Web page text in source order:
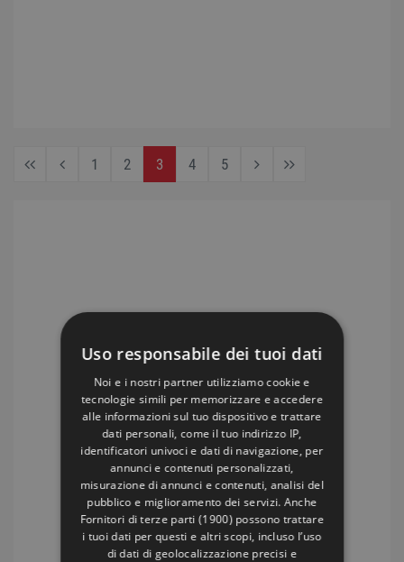
1 2 3 4 5
Uso responsabile dei tuoi dati
Noi e i nostri partner utilizziamo cookie e
tecnologie simili per memorizzare e accedere
alle informazioni sul tuo dispositivo e trattare
dati personali, come il tuo indirizzo IP,
identificatori univoci e dati di navigazione, per
annunci e contenuti personalizzati,
misurazione di annunci e contenuti, analisi del
pubblico e miglioramento dei servizi. Anche
Fornitori di terze parti (1900) possono trattare
i tuoi dati per questi e altri scopi, incluso l’uso
di dati di geolocalizzazione precisi e